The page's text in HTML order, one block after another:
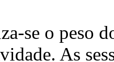
se o peso
As